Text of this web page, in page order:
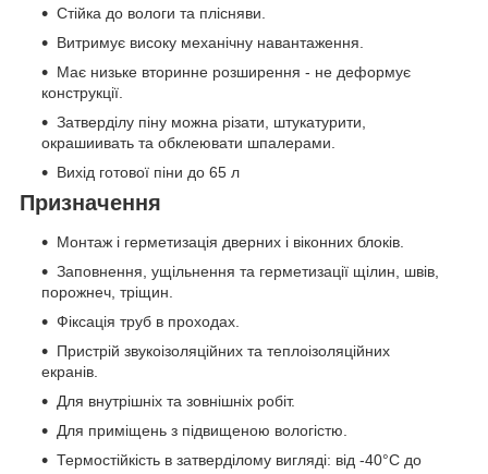
Стійка до вологи та плісняви.
Витримує високу механічну навантаження.
Має низьке вторинне розширення - не деформує
конструкції.
Затверділу піну можна різати, штукатурити,
окрашиивать та обклеювати шпалерами.
Вихід готової піни до 65 л
Призначення
Монтаж і герметизація дверних і віконних блоків.
Заповнення, ущільнення та герметизації щілин, швів,
порожнеч, тріщин.
Фіксація труб в проходах.
Пристрій звукоізоляційних та теплоізоляційних
екранів.
Для внутрішніх та зовнішніх робіт.
Для приміщень з підвищеною вологістю.
Термостійкість в затверділому вигляді: від -40°С до